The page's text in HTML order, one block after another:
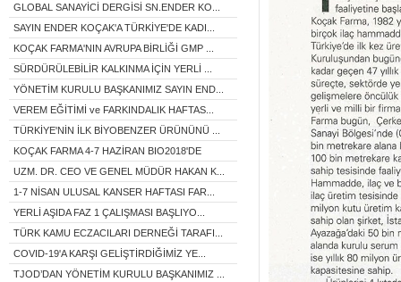
GLOBAL SANAYİCİ DERGİSİ SN.ENDER KO...
SAYIN ENDER KOÇAK'A TÜRKİYE'DE KADI...
KOÇAK FARMA'NIN AVRUPA BİRLİĞİ GMP ...
SÜRDÜRÜLEBİLİR KALKINMA İÇİN YERLİ ...
YÖNETİM KURULU BAŞKANIMIZ SAYIN END...
VEREM EĞİTİMİ ve FARKINDALIK HAFTAS...
TÜRKİYE'NİN İLK BİYOBENZER ÜRÜNÜNÜ ...
KOÇAK FARMA 4-7 HAZİRAN BIO2018'DE
UZM. DR. CEO VE GENEL MÜDÜR HAKAN K...
1-7 NİSAN ULUSAL KANSER HAFTASI FAR...
YERLİ AŞIDA FAZ 1 ÇALIŞMASI BAŞLIYO...
TÜRK KAMU ECZACILARI DERNEĞİ TARAFI...
COVID-19'A KARŞI GELİŞTİRDİĞİMİZ YE...
TJOD’DAN YÖNETİM KURULU BAŞKANIMIZ ...